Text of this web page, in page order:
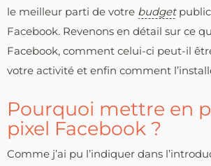
le meilleur parti de votre budget
Facebook. Revenons en détail sur ce
Facebook, comment celui-ci peut-il
votre activité et enfin comment
Pourquoi mettre en
pixel Facebook ?
Comme j’ai pu l’indiquer dans